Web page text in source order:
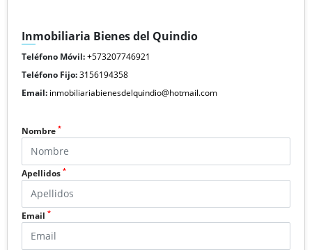
Inmobiliaria Bienes del Quindio
Teléfono Móvil:+573207746921
Teléfono Fijo:3156194358
Email: inmobiliariabienesdelquindio@hotmail.com
Nombre *
Apellidos *
Email *